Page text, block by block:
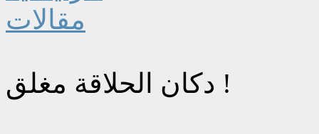
مقالات
دكان الحلاقة مغلق !